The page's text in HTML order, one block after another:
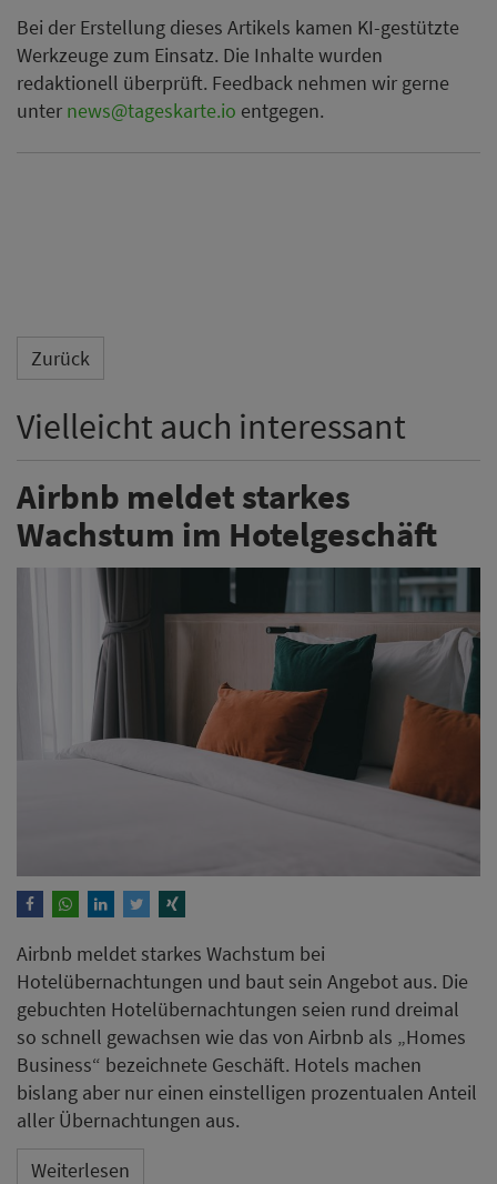
Bei der Erstellung dieses Artikels kamen KI-gestützte
Werkzeuge zum Einsatz. Die Inhalte wurden
redaktionell überprüft. Feedback nehmen wir gerne
unter news@tageskarte.io entgegen.
Zurück
Vielleicht auch interessant
Airbnb meldet starkes
Wachstum im Hotelgeschäft
Airbnb meldet starkes Wachstum bei
Hotelübernachtungen und baut sein Angebot aus. Die
gebuchten Hotelübernachtungen seien rund dreimal
so schnell gewachsen wie das von Airbnb als „Homes
Business“ bezeichnete Geschäft. Hotels machen
bislang aber nur einen einstelligen prozentualen Anteil
aller Übernachtungen aus.
Weiterlesen